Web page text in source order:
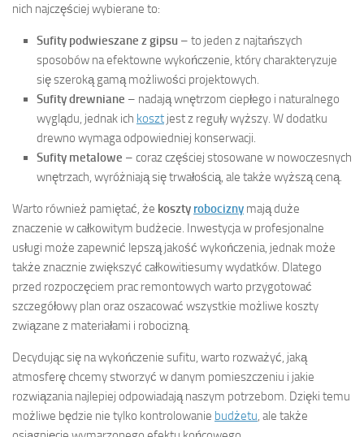
nich najczęściej wybierane to:
Sufity podwieszane z gipsu – to jeden z najtańszych
sposobów na efektowne wykończenie, który charakteryzuje
się szeroką gamą możliwości projektowych.
Sufity drewniane – nadają wnętrzom ciepłego i naturalnego
wyglądu, jednak ich koszt jest z reguły wyższy. W dodatku
drewno wymaga odpowiedniej konserwacji.
Sufity metalowe – coraz częściej stosowane w nowoczesnych
wnętrzach, wyróżniają się trwałością, ale także wyższą ceną.
Warto również pamiętać, że koszty robocizny mają duże
znaczenie w całkowitym budżecie. Inwestycja w profesjonalne
usługi może zapewnić lepszą jakość wykończenia, jednak może
także znacznie zwiększyć całkowitiesumy wydatków. Dlatego
przed rozpoczęciem prac remontowych warto przygotować
szczegółowy plan oraz oszacować wszystkie możliwe koszty
związane z materiałami i robocizną.
Decydując się na wykończenie sufitu, warto rozważyć, jaką
atmosferę chcemy stworzyć w danym pomieszczeniu i jakie
rozwiązania najlepiej odpowiadają naszym potrzebom. Dzięki temu
możliwe będzie nie tylko kontrolowanie budżetu, ale także